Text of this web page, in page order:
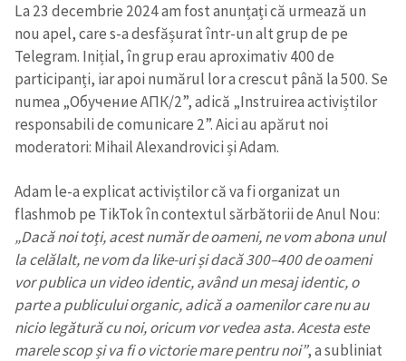
La 23 decembrie 2024 am fost anunțați că urmează un
nou apel, care s-a desfășurat într-un alt grup de pe
Telegram. Inițial, în grup erau aproximativ 400 de
participanți, iar apoi numărul lor a crescut până la 500. Se
numea „Обучение АПК/2”, adică „Instruirea activiștilor
responsabili de comunicare 2”. Aici au apărut noi
moderatori: Mihail Alexandrovici și Adam.
Adam le-a explicat activiștilor că va fi organizat un
flashmob pe TikTok în contextul sărbătorii de Anul Nou:
„Dacă noi toți, acest număr de oameni, ne vom abona unul
la celălalt, ne vom da like-uri și dacă 300–400 de oameni
vor publica un video identic, având un mesaj identic, o
parte a publicului organic, adică a oamenilor care nu au
nicio legătură cu noi, oricum vor vedea asta. Acesta este
marele scop și va fi o victorie mare pentru noi”, a subliniat